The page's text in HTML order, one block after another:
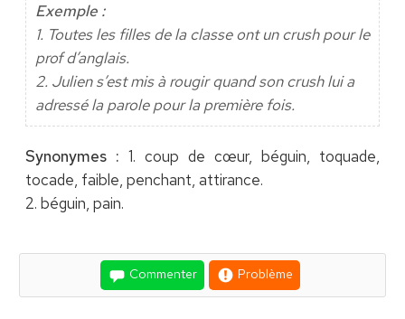
Exemple :
1. Toutes les filles de la classe ont un crush pour le
prof d’anglais.
2. Julien s’est mis à rougir quand son crush lui a
adressé la parole pour la première fois.
Synonymes : 1. coup de cœur, béguin, toquade,
tocade, faible, penchant, attirance.
2. béguin, pain.
Commenter Problème